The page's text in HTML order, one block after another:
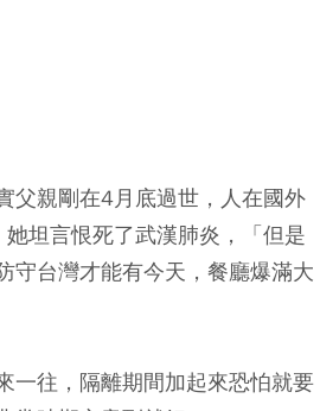
父親剛在4月底過世，人在國外
坦言恨死了武漢肺炎，「但是
守台灣才能有今天，餐廳爆滿大
一往，隔離期間加起來恐怕就要